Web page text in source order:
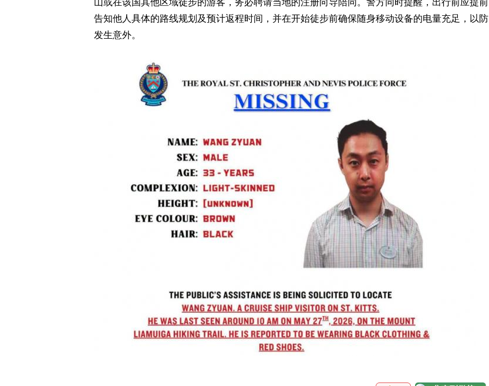
山或在该国其他区域徒步的游客，务必聘请当地的注册向导陪同。警方同时提醒，出行前应提前
告知他人具体的路线规划及预计返程时间，并在开始徒步前确保随身移动设备的电量充足，以防
发生意外。